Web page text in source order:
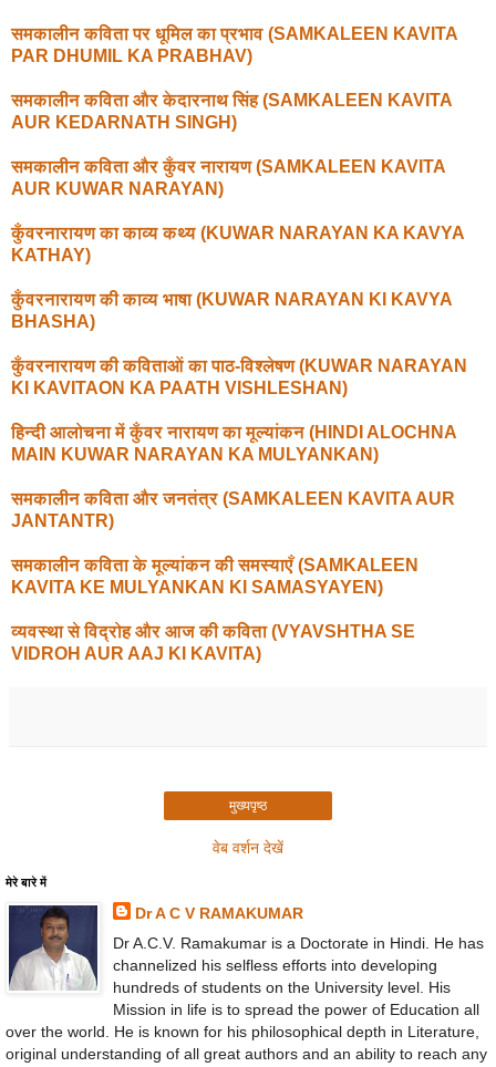
समकालीन कविता पर धूमिल का प्रभाव (SAMKALEEN KAVITA
PAR DHUMIL KA PRABHAV)
समकालीन कविता और केदारनाथ सिंह (SAMKALEEN KAVITA
AUR KEDARNATH SINGH)
समकालीन कविता और कुँवर नारायण (SAMKALEEN KAVITA
AUR KUWAR NARAYAN)
कुँवरनारायण का काव्य कथ्य (KUWAR NARAYAN KA KAVYA
KATHAY)
कुँवरनारायण की काव्य भाषा (KUWAR NARAYAN KI KAVYA
BHASHA)
कुँवरनारायण की कविताओं का पाठ-विश्लेषण (KUWAR NARAYAN
KI KAVITAON KA PAATH VISHLESHAN)
हिन्दी आलोचना में कुँवर नारायण का मूल्यांकन (HINDI ALOCHNA
MAIN KUWAR NARAYAN KA MULYANKAN)
समकालीन कविता और जनतंत्र (SAMKALEEN KAVITA AUR
JANTANTR)
समकालीन कविता के मूल्यांकन की समस्याएँ (SAMKALEEN
KAVITA KE MULYANKAN KI SAMASYAYEN)
व्यवस्था से विद्रोह और आज की कविता (VYAVSHTHA SE
VIDROH AUR AAJ KI KAVITA)
मुख्यपृष्ठ
वेब वर्शन देखें
मेरे बारे में
Dr A C V RAMAKUMAR
Dr A.C.V. Ramakumar is a Doctorate in Hindi. He has
channelized his selfless efforts into developing
hundreds of students on the University level. His
Mission in life is to spread the power of Education all
over the world. He is known for his philosophical depth in Literature,
original understanding of all great authors and an ability to reach any